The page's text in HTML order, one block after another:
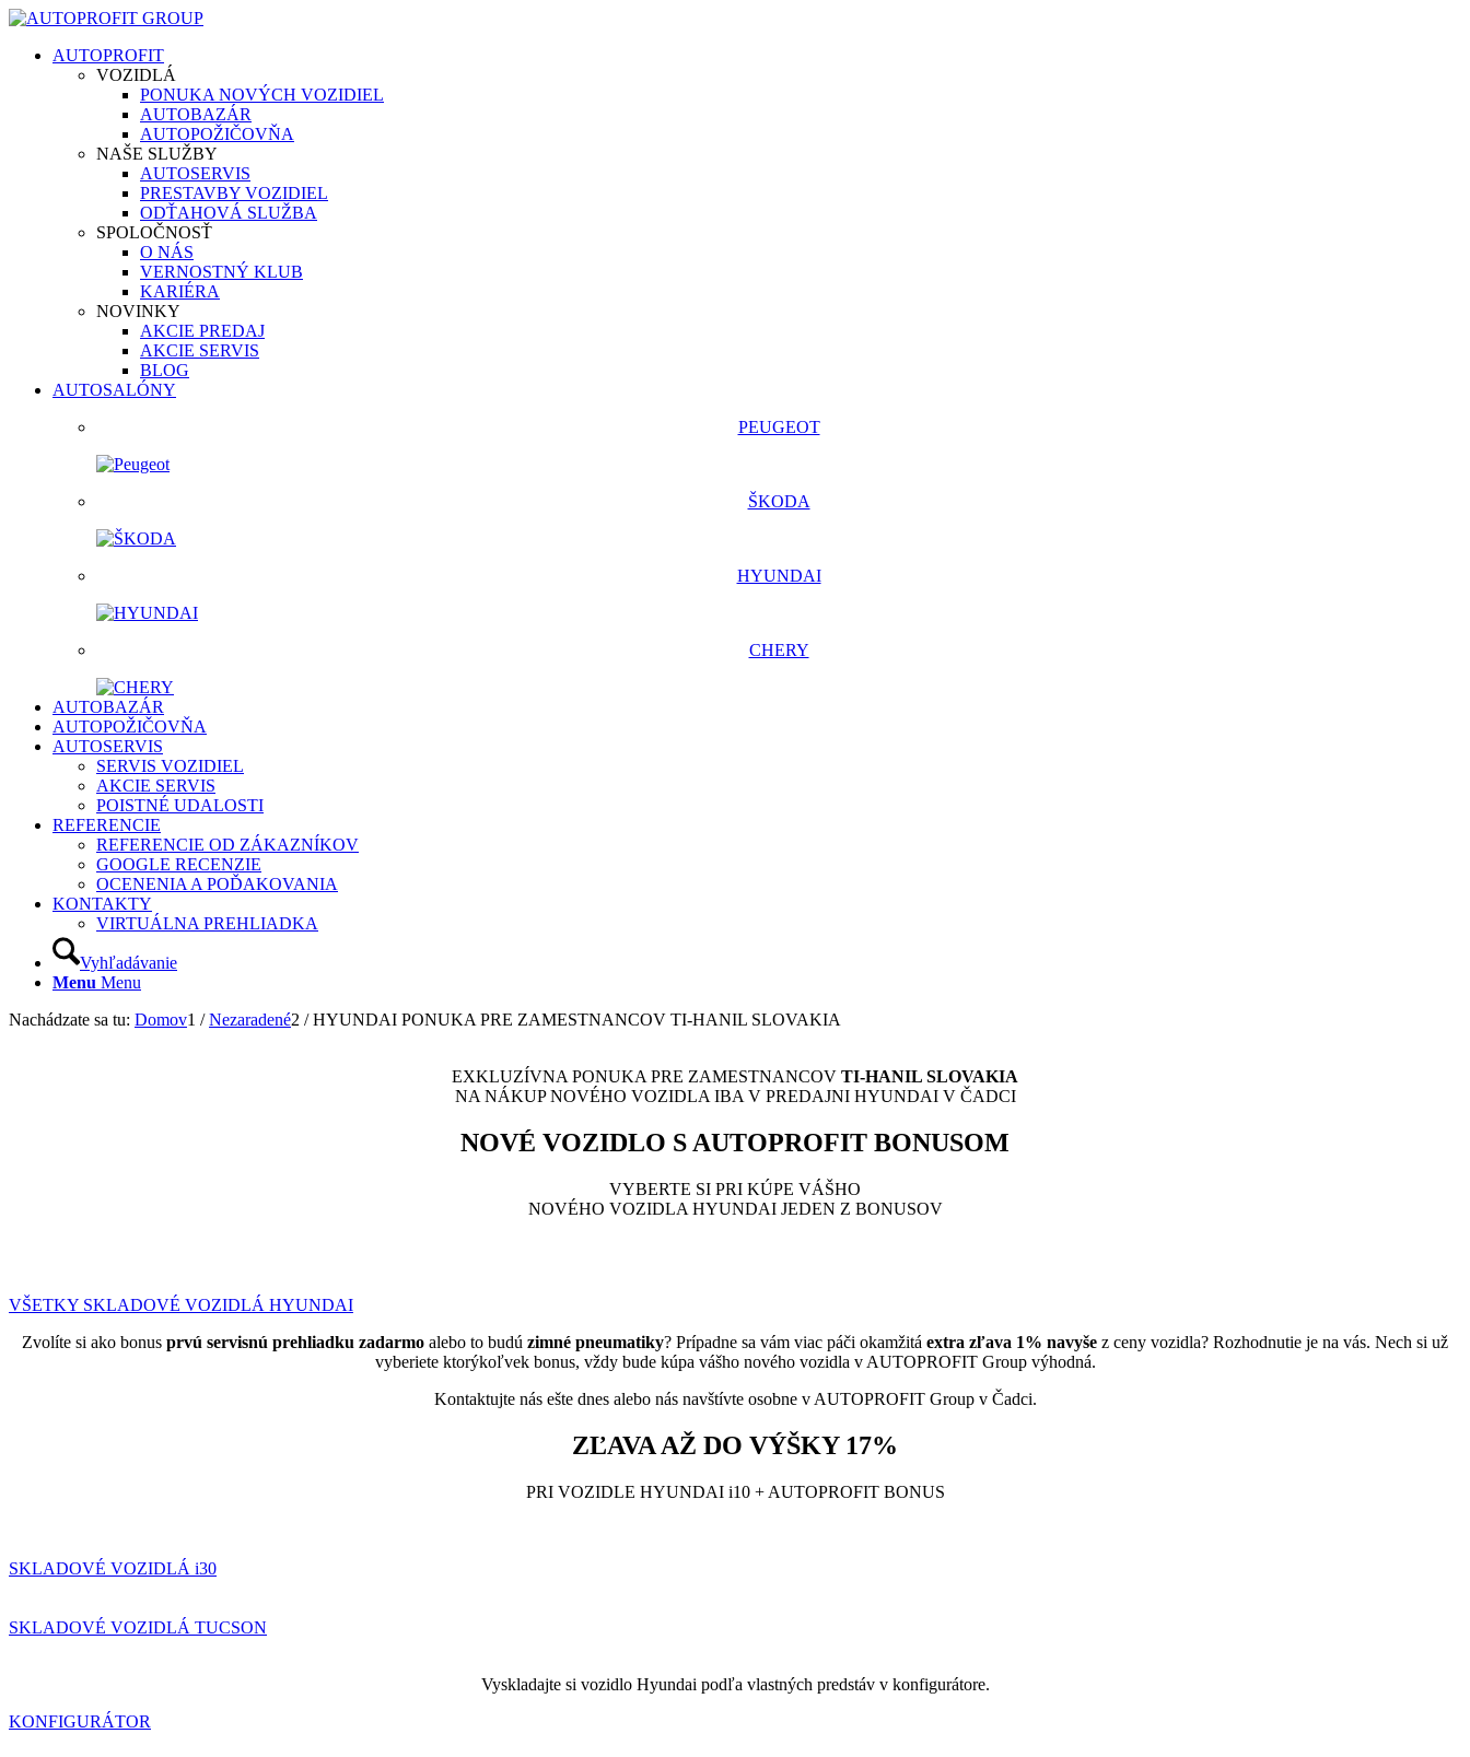
AUTOPROFIT
VOZIDLÁ
PONUKA NOVÝCH VOZIDIEL
AUTOBAZÁR
AUTOPOŽIČOVŇA
NAŠE SLUŽBY
AUTOSERVIS
PRESTAVBY VOZIDIEL
ODŤAHOVÁ SLUŽBA
SPOLOČNOSŤ
O NÁS
VERNOSTNÝ KLUB
KARIÉRA
NOVINKY
AKCIE PREDAJ
AKCIE SERVIS
BLOG
AUTOSALÓNY
PEUGEOT
ŠKODA
HYUNDAI
CHERY
AUTOBAZÁR
AUTOPOŽIČOVŇA
AUTOSERVIS
SERVIS VOZIDIEL
AKCIE SERVIS
POISTNÉ UDALOSTI
REFERENCIE
REFERENCIE OD ZÁKAZNÍKOV
GOOGLE RECENZIE
OCENENIA A POĎAKOVANIA
KONTAKTY
VIRTUÁLNA PREHLIADKA
Vyhľadávanie
Menu Menu
Nachádzate sa tu: Domov1 / Nezaradené2 / HYUNDAI PONUKA PRE ZAMESTNANCOV TI-HANIL SLOVAKIA
EXKLUZÍVNA PONUKA PRE ZAMESTNANCOV TI-HANIL SLOVAKIA
NA NÁKUP NOVÉHO VOZIDLA IBA V PREDAJNI HYUNDAI V ČADCI
NOVÉ VOZIDLO S AUTOPROFIT BONUSOM
VYBERTE SI PRI KÚPE VÁŠHO
NOVÉHO VOZIDLA HYUNDAI JEDEN Z BONUSOV
VŠETKY SKLADOVÉ VOZIDLÁ HYUNDAI
Zvolíte si ako bonus prvú servisnú prehliadku zadarmo alebo to budú zimné pneumatiky? Prípadne sa vám viac páči okamžitá extra zľava 1% navyše z ceny vozidla? Rozhodnutie je na vás. Nech si už
vyberiete ktorýkoľvek bonus, vždy bude kúpa vášho nového vozidla v AUTOPROFIT Group výhodná.
Kontaktujte nás ešte dnes alebo nás navštívte osobne v AUTOPROFIT Group v Čadci.
ZĽAVA AŽ DO VÝŠKY 17%
PRI VOZIDLE HYUNDAI i10 + AUTOPROFIT BONUS
SKLADOVÉ VOZIDLÁ i30
SKLADOVÉ VOZIDLÁ TUCSON
Vyskladajte si vozidlo Hyundai podľa vlastných predstáv v konfigurátore.
KONFIGURÁTOR